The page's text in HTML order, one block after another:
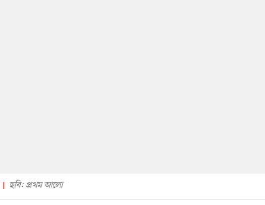
ছবি: প্রথম আলো